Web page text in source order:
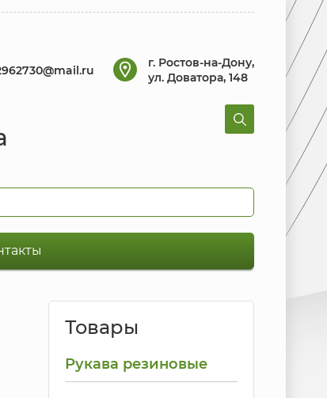
г. Ростов-на-Дону,
ул. Доватора, 148
Товары
Рукава резиновые